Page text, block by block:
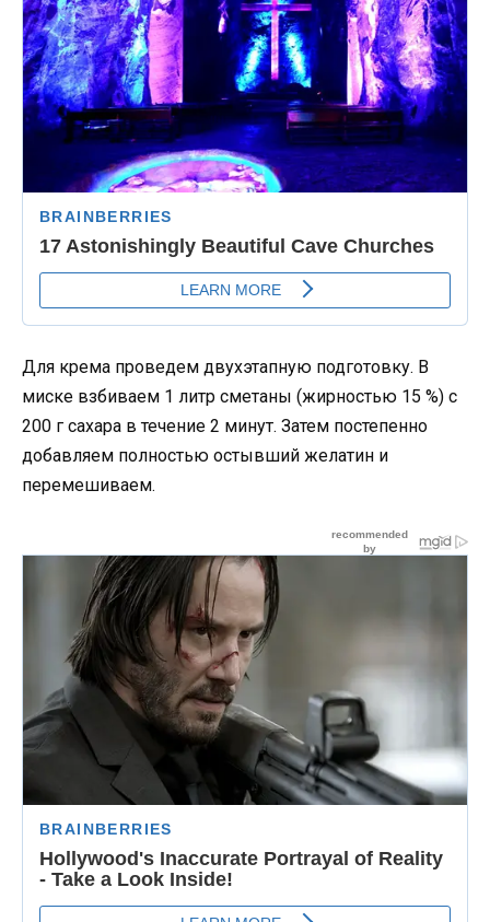
Для крема проведем двухэтапную подготовку. В
миске взбиваем 1 литр сметаны (жирностью 15 %) с
200 г сахара в течение 2 минут. Затем постепенно
добавляем полностью остывший желатин и
перемешиваем.